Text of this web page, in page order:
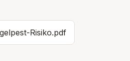
Risiko.pdf